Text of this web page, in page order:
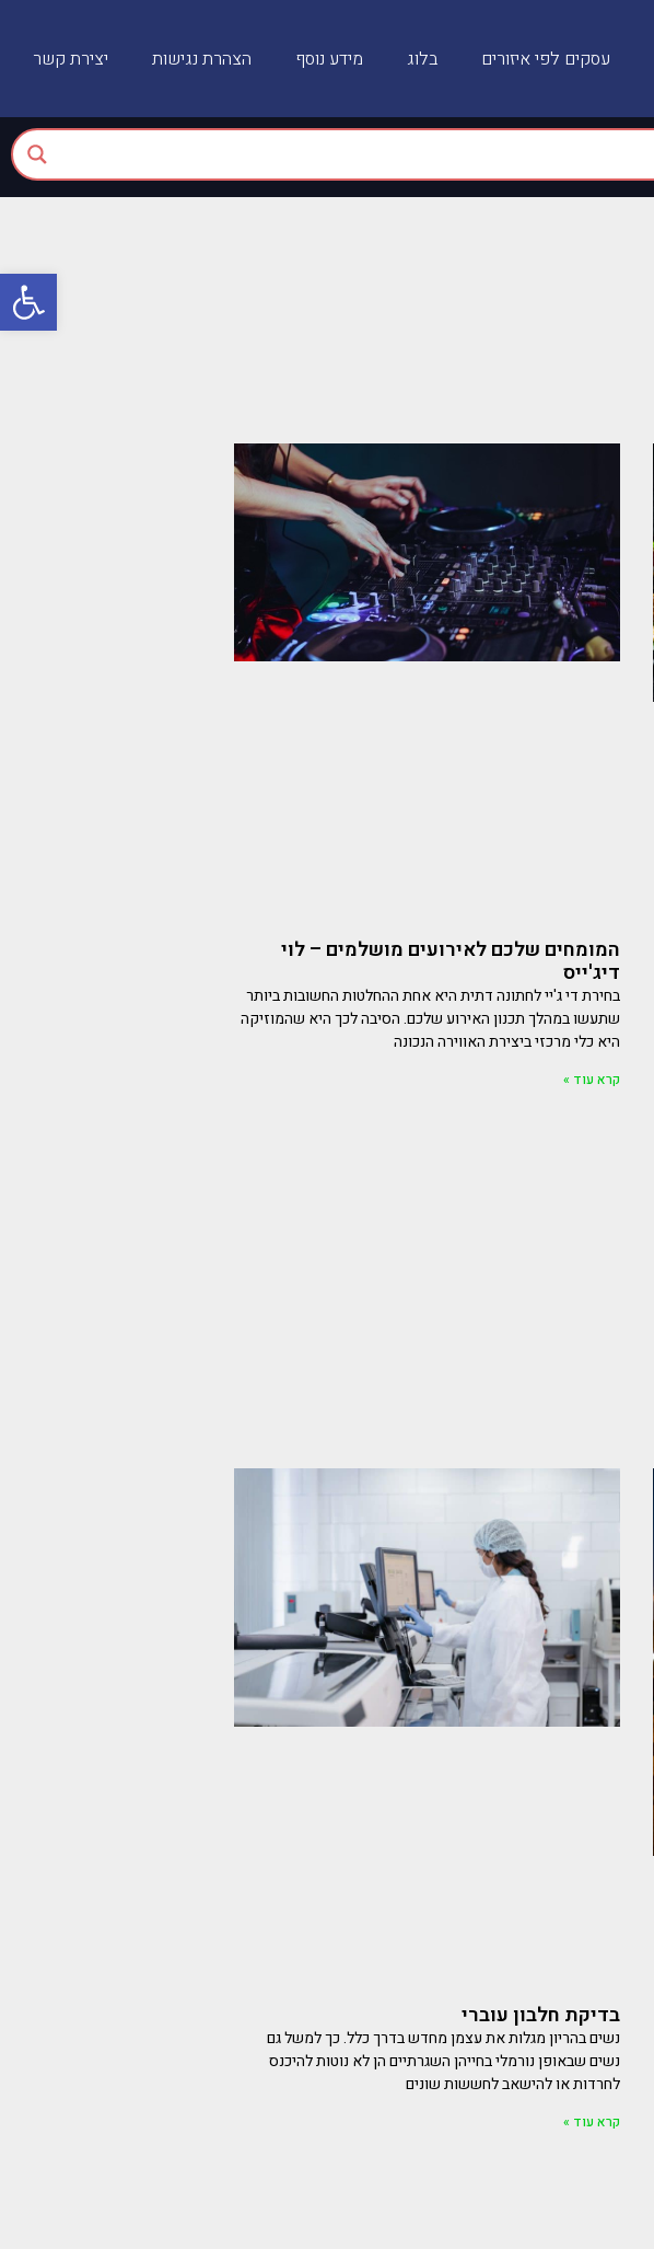
עסקים לפי איזורים בלוג מידע נוסף הצהרת נגישות יצירת קשר
המומחים שלכם לאירועים מושלמים – לוי
דיג'ייס
בחירת די ג'יי לחתונה דתית היא אחת ההחלטות החשובות ביותר
שתעשו במהלך תכנון האירוע שלכם. הסיבה לכך היא שהמוזיקה
היא כלי מרכזי ביצירת האווירה הנכונה
קרא עוד »
בדיקת חלבון עוברי
נשים בהריון מגלות את עצמן מחדש בדרך כלל. כך למשל גם
נשים שבאופן נורמלי בחייהן השגרתיים הן לא נוטות להיכנס
לחרדות או להישאב לחששות שונים
קרא עוד »